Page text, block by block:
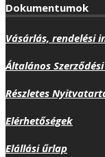
Dokumentumok
Vásárlás, rendelési
Általános
Részletes
Elérhetőségek
Elállási űrlap